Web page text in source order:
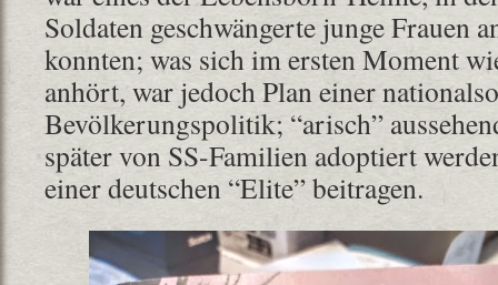
Soldaten geschwängerte junge Frauen
konnten; was sich im ersten Moment
anhört, war jedoch Plan einer
Bevölkerungspolitik; “arisch”
später von SS-Familien adoptiert
einer deutschen “Elite” beitragen.